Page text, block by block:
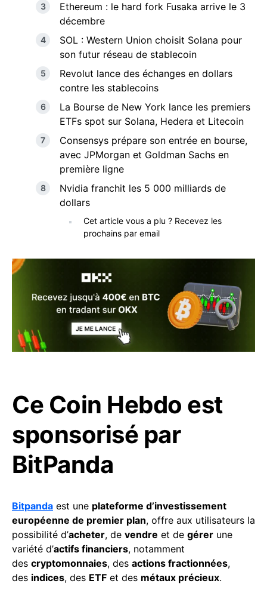
Ethereum : le hard fork Fusaka arrive le 3
décembre
SOL : Western Union choisit Solana pour
son futur réseau de stablecoin
Revolut lance des échanges en dollars
contre les stablecoins
La Bourse de New York lance les premiers
ETFs spot sur Solana, Hedera et Litecoin
Consensys prépare son entrée en bourse,
avec JPMorgan et Goldman Sachs en
première ligne
Nvidia franchit les 5 000 milliards de
dollars
Cet article vous a plu ? Recevez les
prochains par email
Ce Coin Hebdo est
sponsorisé par
BitPanda
Bitpanda est une plateforme d’investissement
européenne de premier plan, offre aux utilisateurs la
possibilité d’acheter, de vendre et de gérer une
variété d’actifs financiers, notamment
des cryptomonnaies, des actions fractionnées,
des indices, des ETF et des métaux précieux.